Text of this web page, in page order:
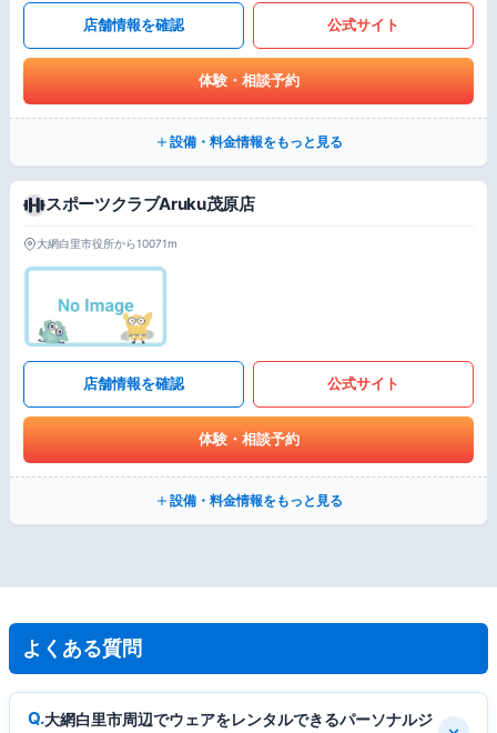
店舗情報を確認 公式サイト
体験・相談予約
設備・料金情報をもっと見る
スポーツクラブAruku茂原店
大網白里市役所から10071m
店舗情報を確認 公式サイト
体験・相談予約
設備・料金情報をもっと見る
よくある質問
大網白里市周辺でウェアをレンタルできるパーソナルジ